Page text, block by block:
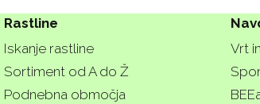
Rastline
Iskanje rastline
Sortiment od A do Ž
Podnebna območja
Vrt